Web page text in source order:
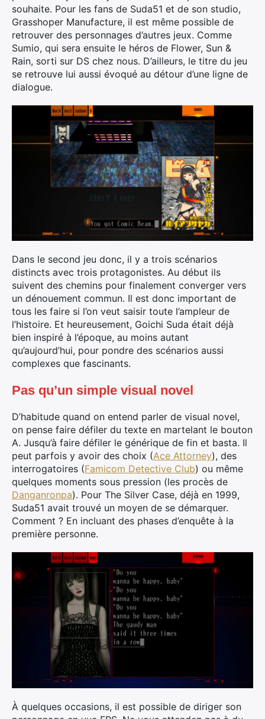
souhaite. Pour les fans de Suda51 et de son studio,
Grasshoper Manufacture, il est même possible de
retrouver des personnages d’autres jeux. Comme
Sumio, qui sera ensuite le héros de Flower, Sun &
Rain, sorti sur DS chez nous. D’ailleurs, le titre du jeu
se retrouve lui aussi évoqué au détour d’une ligne de
dialogue.
Dans le second jeu donc, il y a trois scénarios
distincts avec trois protagonistes. Au début ils
suivent des chemins pour finalement converger vers
un dénouement commun. Il est donc important de
tous les faire si l’on veut saisir toute l’ampleur de
l’histoire. Et heureusement, Goichi Suda était déjà
bien inspiré à l’époque, au moins autant
qu’aujourd’hui, pour pondre des scénarios aussi
complexes que fascinants.
Pas qu’un simple visual novel
D’habitude quand on entend parler de visual novel,
on pense faire défiler du texte en martelant le bouton
A. Jusqu’à faire défiler le générique de fin et basta. Il
peut parfois y avoir des choix (Ace Attorney), des
interrogatoires (Famicom Detective Club) ou même
quelques moments sous pression (les procès de
Danganronpa). Pour The Silver Case, déjà en 1999,
Suda51 avait trouvé un moyen de se démarquer.
Comment ? En incluant des phases d’enquête à la
première personne.
À quelques occasions, il est possible de diriger son